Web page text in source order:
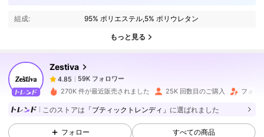
組成: 95% ポリエステル,5% ポリウレタン
もっと見る
Zestiva
4.85
59K フォロワー
り***ーは 1日前に購入しました
4.85 59K フォロワー
270K 件が最近販売されました 25K 回数目のご購入 フォロ
このストアは 「ブティックトレンディ」 に選ばれました
フォロー すべての商品